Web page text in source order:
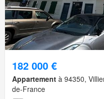
182 000 €
Appartement à 94350,
de-France